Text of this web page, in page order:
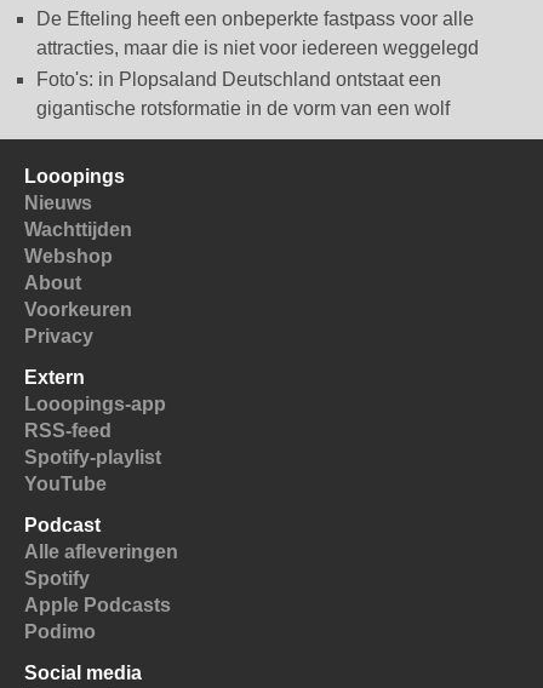
De Efteling heeft een onbeperkte fastpass voor alle
attracties, maar die is niet voor iedereen weggelegd
Foto's: in Plopsaland Deutschland ontstaat een
gigantische rotsformatie in de vorm van een wolf
Looopings
Nieuws
Wachttijden
Webshop
About
Voorkeuren
Privacy
Extern
Looopings-app
RSS-feed
Spotify-playlist
YouTube
Podcast
Alle afleveringen
Spotify
Apple Podcasts
Podimo
Social media